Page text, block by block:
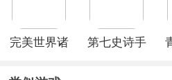
完美世界诸
版
第七史诗手